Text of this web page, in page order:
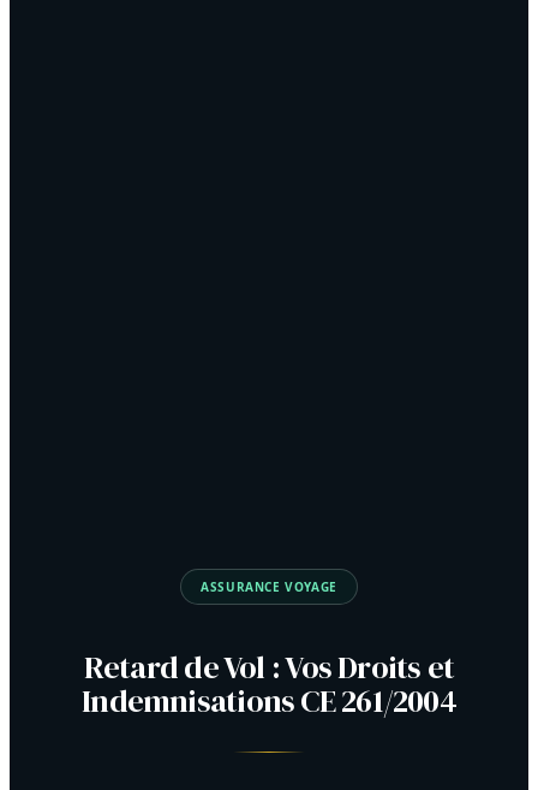
ASSURANCE VOYAGE
Retard de Vol : Vos Droits et
Indemnisations CE 261/2004